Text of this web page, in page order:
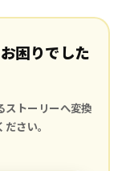
困りでした
ストーリーへ変換
さい。